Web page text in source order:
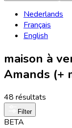
Nederlands
Français
English
maison à
Amands (+
48 résultats
Filter
BETA